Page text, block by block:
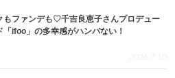
もファンデも♡千吉良恵子さんプロデュー
「ifoo」の多幸感がハンパない！
2026.7.10